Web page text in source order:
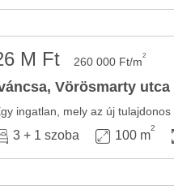
M Ft 260 000 Ft/m2
Vörösmarty
3 + 1 szoba 100 m
2